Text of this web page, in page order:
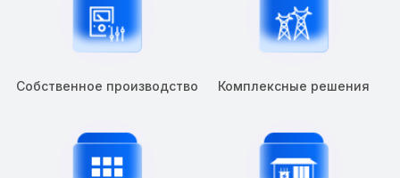
Собственное производство Комплексные решения